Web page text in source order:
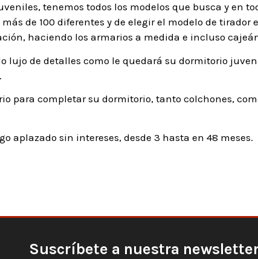
tenemos todos los modelos que busca y en
de 100 diferentes y de elegir el modelo de
haciendo los armarios a medida e incluso
lujo de detalles como le quedará su dormitorio
para completar su dormitorio, tanto colchones,
aplazado sin intereses, desde 3 hasta en 48 meses.
Suscríbete a nuestra